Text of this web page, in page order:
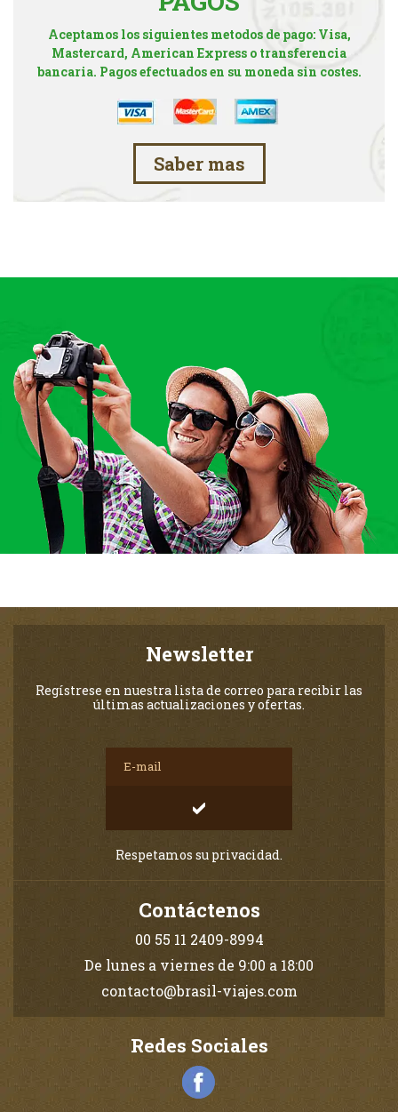
Aceptamos los siguientes metodos de pago: Visa,
Mastercard, American Express o transferencia
bancaria. Pagos efectuados en su moneda sin costes.
Saber mas
Newsletter
Regístrese en nuestra lista de correo para recibir las
últimas actualizaciones y ofertas.
Respetamos su privacidad.
Contáctenos
00 55 11 2409-8994
De lunes a viernes de 9:00 a 18:00
contacto@brasil-viajes.com
Redes Sociales